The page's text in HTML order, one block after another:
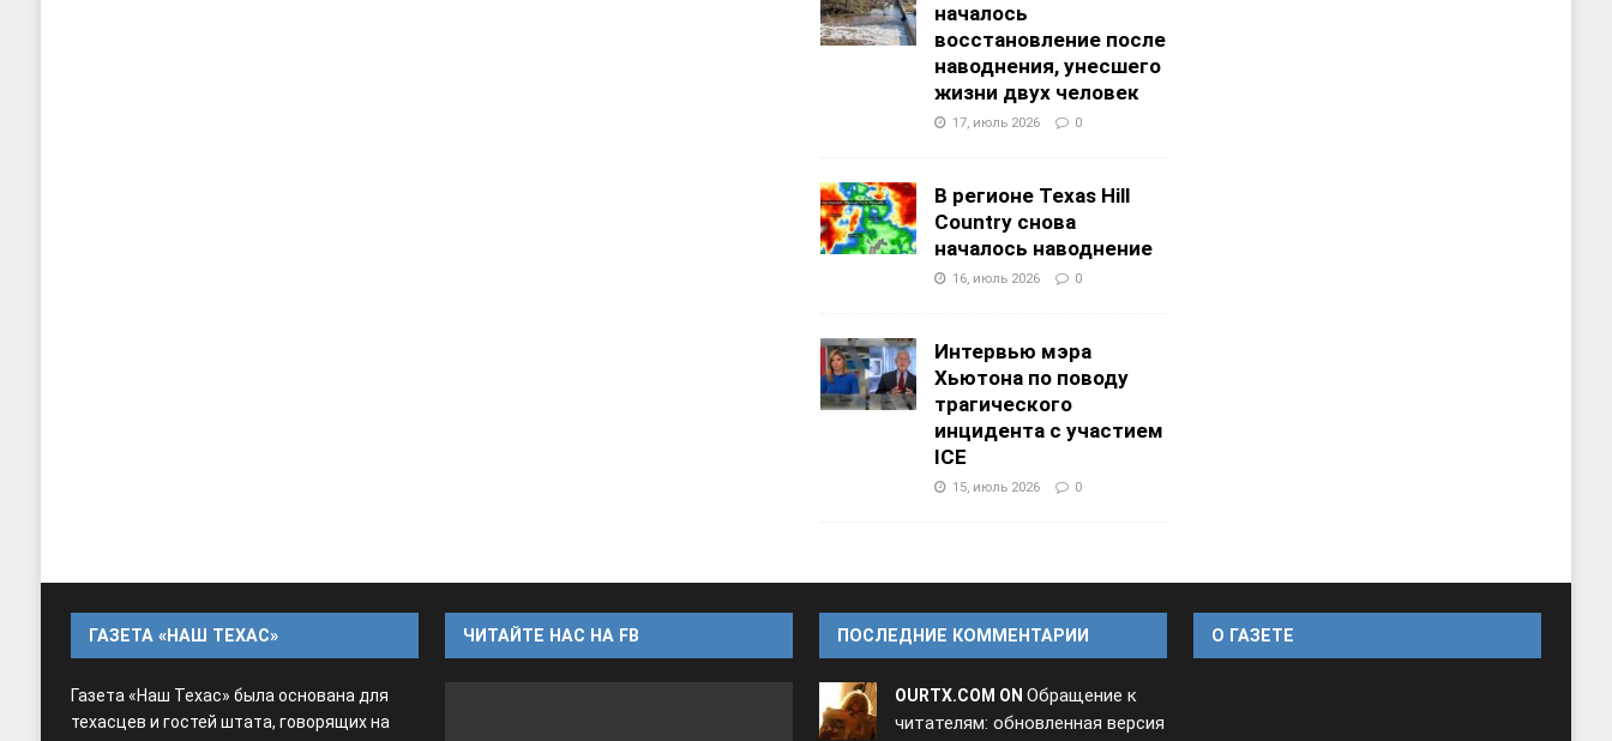
началось
восстановление после
наводнения, унесшего
жизни двух человек
17, июль 2026 0
В регионе Texas Hill
Country снова
началось наводнение
16, июль 2026 0
Интервью мэра
Хьютона по поводу
трагического
инцидента с участием
ICE
15, июль 2026 0
ГАЗЕТА «НАШ ТЕХАС»
Газета «Наш Техас» была основана для
техасцев и гостей штата, говорящих на
ЧИТАЙТЕ НАС НА FB ПОСЛЕДНИЕ КОММЕНТАРИИ
OURTX.COM ONОбращение к
читателям: обновленная версия
O ГАЗЕТЕ